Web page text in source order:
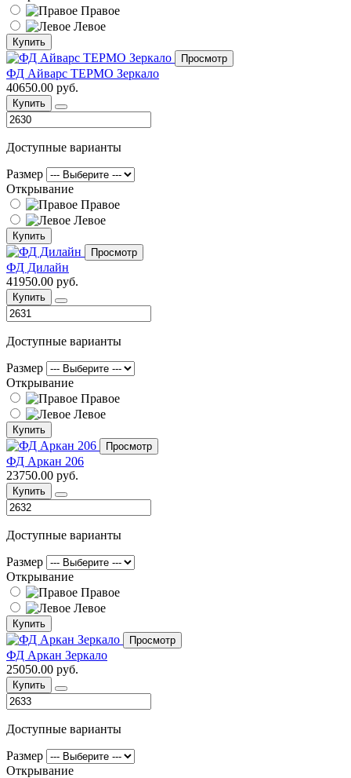
Правое
Левое
Купить
Просмотр
ФД Айварс ТЕРМО Зеркало
40650.00 руб.
Купить
Доступные варианты
Размер
Открывание
Правое
Левое
Купить
Просмотр
ФД Дилайн
41950.00 руб.
Купить
Доступные варианты
Размер
Открывание
Правое
Левое
Купить
Просмотр
ФД Аркан 206
23750.00 руб.
Купить
Доступные варианты
Размер
Открывание
Правое
Левое
Купить
Просмотр
ФД Аркан Зеркало
25050.00 руб.
Купить
Доступные варианты
Размер
Открывание